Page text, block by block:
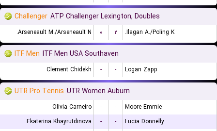
Challenger ATP Challenger Lexington, Doubles
Arseneault M./Arseneault N. ۰ ۲ Ilagan A./Poling K.
ITF Men ITF Men USA Southaven
Clement Chidekh - - Logan Zapp
UTR Pro Tennis UTR Women Auburn
Olivia Carneiro - -
Moore Emmie
Ekaterina Khayrutdinova
- -
Lucia Donnelly